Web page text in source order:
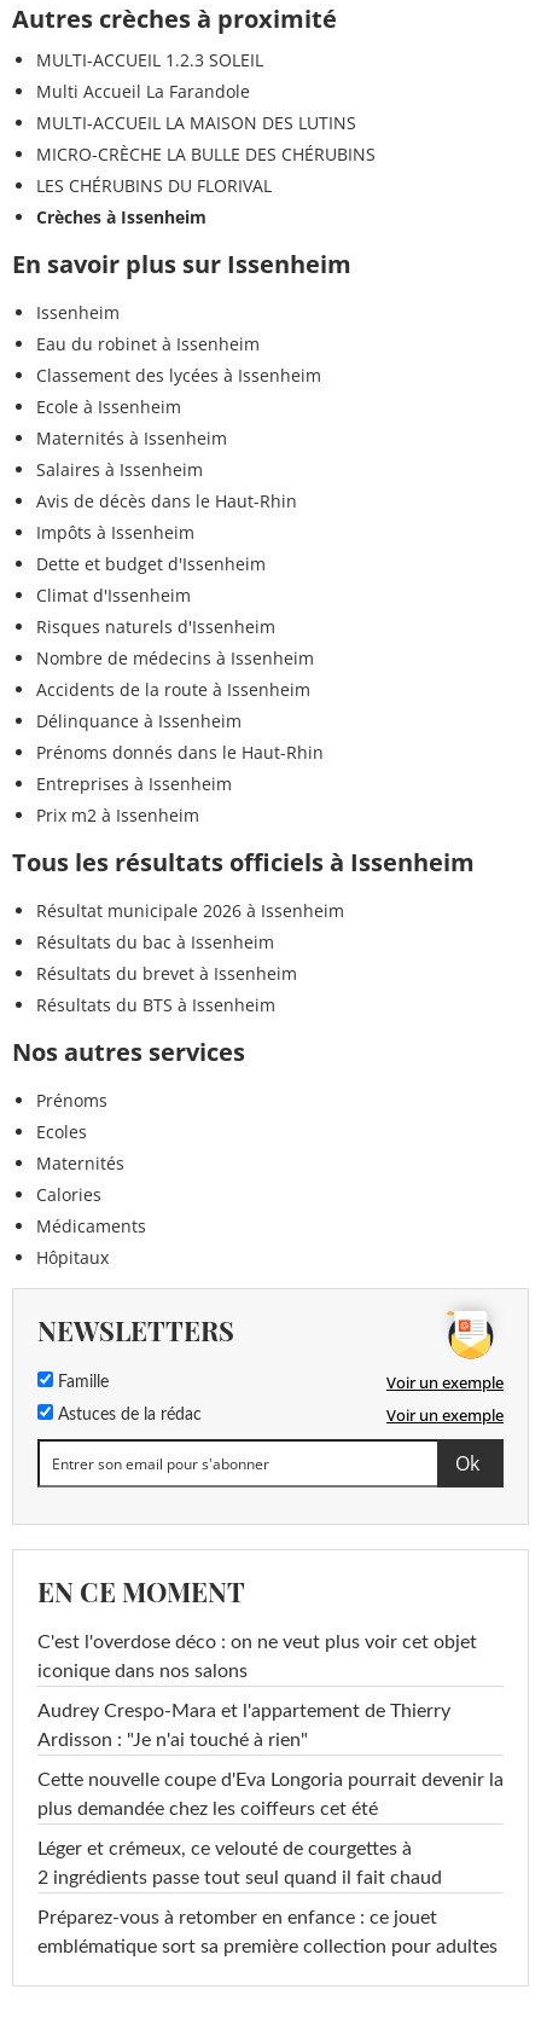
Autres crèches à proximité
MULTI-ACCUEIL 1.2.3 SOLEIL
Multi Accueil La Farandole
MULTI-ACCUEIL LA MAISON DES LUTINS
MICRO-CRÈCHE LA BULLE DES CHÉRUBINS
LES CHÉRUBINS DU FLORIVAL
Crèches à Issenheim
En savoir plus sur Issenheim
Issenheim
Eau du robinet à Issenheim
Classement des lycées à Issenheim
Ecole à Issenheim
Maternités à Issenheim
Salaires à Issenheim
Avis de décès dans le Haut-Rhin
Impôts à Issenheim
Dette et budget d'Issenheim
Climat d'Issenheim
Risques naturels d'Issenheim
Nombre de médecins à Issenheim
Accidents de la route à Issenheim
Délinquance à Issenheim
Prénoms donnés dans le Haut-Rhin
Entreprises à Issenheim
Prix m2 à Issenheim
Tous les résultats officiels à Issenheim
Résultat municipale 2026 à Issenheim
Résultats du bac à Issenheim
Résultats du brevet à Issenheim
Résultats du BTS à Issenheim
Nos autres services
Prénoms
Ecoles
Maternités
Calories
Médicaments
Hôpitaux
NEWSLETTERS
Famille Voir un exemple
Astuces de la rédac Voir un exemple
EN CE MOMENT
C'est l'overdose déco : on ne veut plus voir cet objet
iconique dans nos salons
Audrey Crespo-Mara et l'appartement de Thierry
Ardisson : "Je n'ai touché à rien"
Cette nouvelle coupe d'Eva Longoria pourrait devenir la
plus demandée chez les coiffeurs cet été
Léger et crémeux, ce velouté de courgettes à
2 ingrédients passe tout seul quand il fait chaud
Préparez-vous à retomber en enfance : ce jouet
emblématique sort sa première collection pour adultes